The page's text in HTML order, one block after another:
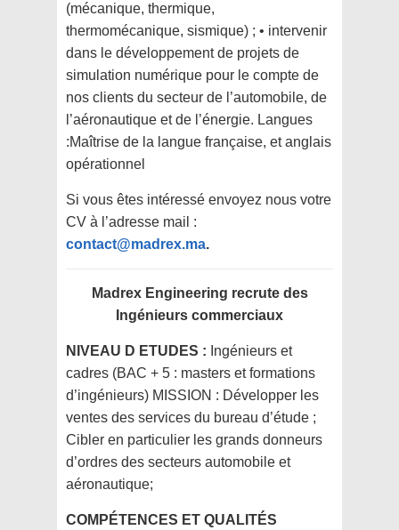
(mécanique, thermique,
thermomécanique, sismique) ; • intervenir
dans le développement de projets de
simulation numérique pour le compte de
nos clients du secteur de l’automobile, de
l’aéronautique et de l’énergie. Langues
:Maîtrise de la langue française, et anglais
opérationnel
Si vous êtes intéressé envoyez nous votre
CV à l’adresse mail :
contact@madrex.ma.
Madrex Engineering recrute des
Ingénieurs commerciaux
NIVEAU D ETUDES : Ingénieurs et
cadres (BAC + 5 : masters et formations
d’ingénieurs) MISSION : Développer les
ventes des services du bureau d’étude ;
Cibler en particulier les grands donneurs
d’ordres des secteurs automobile et
aéronautique;
COMPÉTENCES ET QUALITÉS